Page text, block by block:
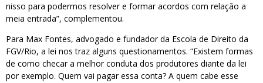
nisso para podermos resolver e formar acordos com relação a
meia entrada”, complementou.
Para Max Fontes, advogado e fundador da Escola de Direito da
FGV/Rio, a lei nos traz alguns questionamentos. “Existem formas
de como checar a melhor conduta dos produtores diante da lei
por exemplo. Quem vai pagar essa conta? A quem cabe esse